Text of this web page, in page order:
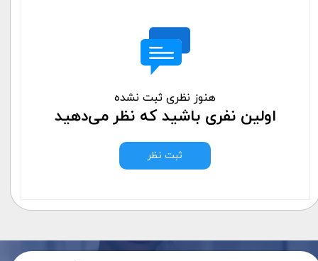
هنوز نظری ثبت نشده
اولین نفری باشید که نظر می‌دهید
ثبت نظر